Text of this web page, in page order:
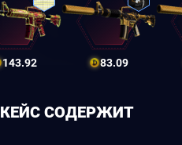
143.92 83.09
КЕЙС СОДЕРЖИТ